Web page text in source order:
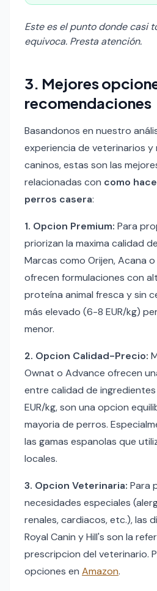
Este es el punto donde casi
equivoca. Presta atención.
3. Mejores
recomendaciones
Basandonos en nuestro
experiencia de veterinarios
caninos, estas son las
relacionadas con como
perros casera:
1. Opcion Premium: Para
priorizan la maxima calidad
Marcas como Orijen, Acana
ofrecen formulaciones con
proteína animal fresca y sin
más elevado (6-8 EUR/kg)
menor.
2. Opcion Calidad-Precio:
Ownat o Advance ofrecen
entre calidad de
EUR/kg, son una opcion
mayoria de perros.
las gamas espanolas que
locales.
3. Opcion Veterinaria: Para
necesidades especiales
renales, cardiacos, etc.), las
Royal Canin y Hill's son la
prescripcion del veterinario.
opciones en Amazon.